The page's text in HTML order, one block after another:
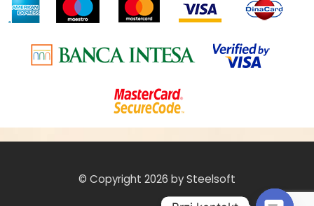
© Copyright 2026 by Steelsoft